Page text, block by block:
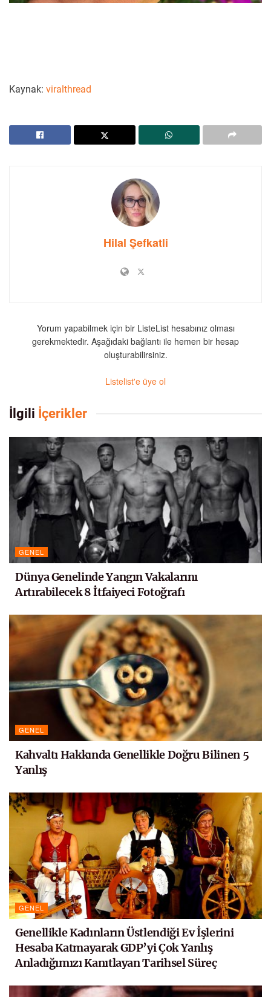
Kaynak: viralthread
Hilal Şefkatli
Yorum yapabilmek için bir ListeList hesabınız olması
gerekmektedir. Aşağıdaki bağlantı ile hemen bir hesap
oluşturabilirsiniz.
Listelist'e üye ol
İlgili İçerikler
GENEL
Dünya Genelinde Yangın Vakalarını
Artırabilecek 8 İtfaiyeci Fotoğrafı
GENEL
Kahvaltı Hakkında Genellikle Doğru Bilinen 5
Yanlış
GENEL
Genellikle Kadınların Üstlendiği Ev İşlerini
Hesaba Katmayarak GDP’yi Çok Yanlış
Anladığımızı Kanıtlayan Tarihsel Süreç